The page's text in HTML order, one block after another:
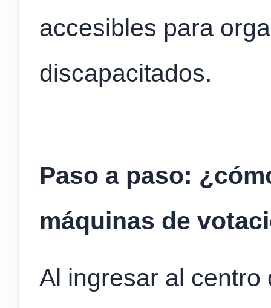
accesibles para
discapacitados.
Paso a paso:
máquinas de
Al ingresar al